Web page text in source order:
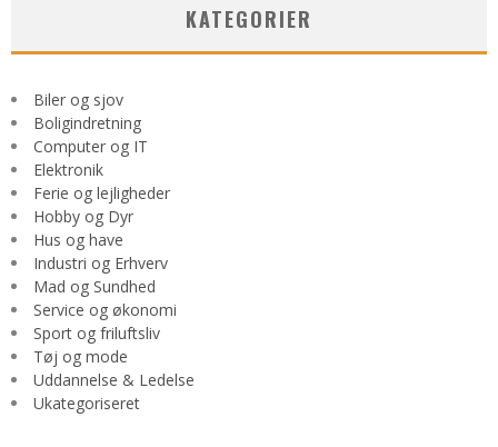
KATEGORIER
Biler og sjov
Boligindretning
Computer og IT
Elektronik
Ferie og lejligheder
Hobby og Dyr
Hus og have
Industri og Erhverv
Mad og Sundhed
Service og økonomi
Sport og friluftsliv
Tøj og mode
Uddannelse & Ledelse
Ukategoriseret